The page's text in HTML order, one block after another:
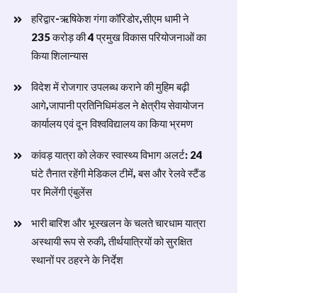
हरिद्वार-ऋषिकेश गंगा कॉरिडोर,सीएम धामी ने
235 करोड़ की 4 प्रमुख विकास परियोजनाओं का
किया शिलान्यास
विदेश में रोजगार उपलब्ध कराने की मुहिम बढ़ी
आगे,जापानी प्रतिनिधिमंडल ने क्षेत्रीय सेवायोजन
कार्यालय एवं दून विश्वविद्यालय का किया भ्रमण
​कांवड़ यात्रा को लेकर स्वास्थ्य विभाग अलर्ट: 24
घंटे तैनात रहेंगी मेडिकल टीमें, बस और रेलवे स्टैंड
पर मिलेंगी एंबुलेंस
​भारी बारिश और भूस्खलन के चलते चारधाम यात्रा
अस्थायी रूप से रुकी, तीर्थयात्रियों को सुरक्षित
स्थानों पर ठहरने के निर्देश